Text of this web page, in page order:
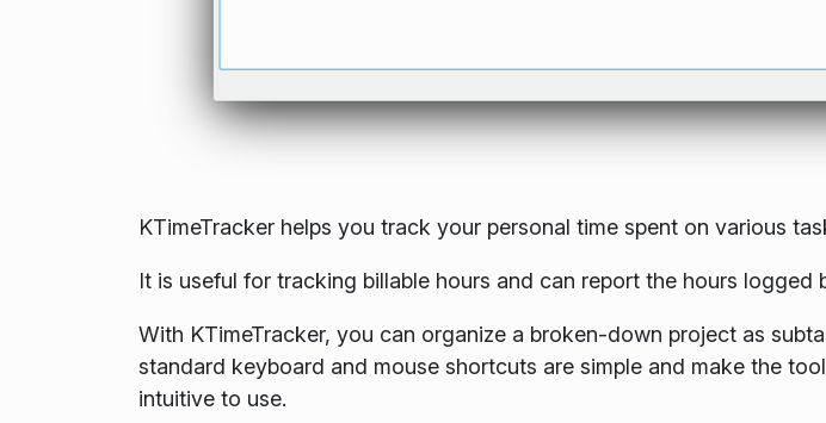
KTimeTracker helps you track your personal time spent on various
It is useful for tracking billable hours and can report the hours logged
With KTimeTracker, you can organize a broken-down project as
standard keyboard and mouse shortcuts are simple and make the
intuitive to use.